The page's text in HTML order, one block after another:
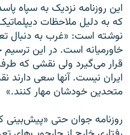
این روزنامه نزدیک به سپاه
که به دلیل ملاحظات
نوشته است: «غرب به دنبال
خاورمیانه است. در این
قرار می‌گیرد ولی نقشی که
ایران نیست. آنها سعی دارند
متحدین خودشان مهار کنند.»
روزنامه جوان حتی «پیش‌بینی